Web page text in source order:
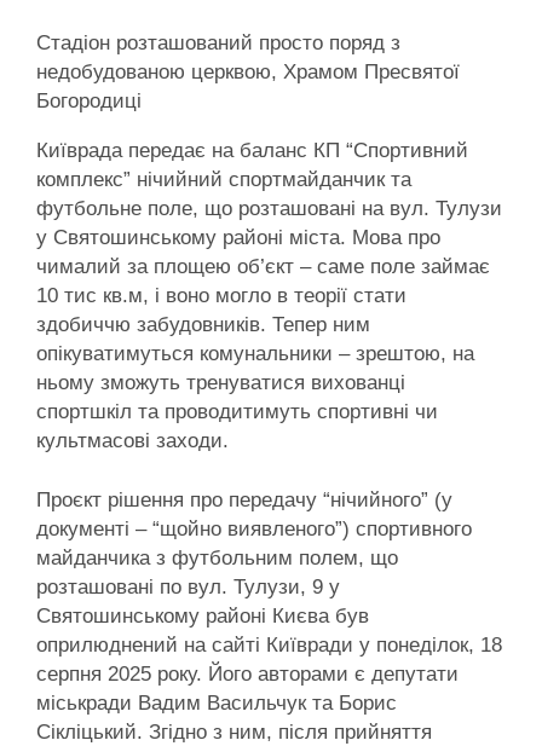
Стадіон розташований просто поряд з
недобудованою церквою, Храмом Пресвятої
Богородиці
Київрада передає на баланс КП “Спортивний
комплекс” нічийний спортмайданчик та
футбольне поле, що розташовані на вул. Тулузи
у Святошинському районі міста. Мова про
чималий за площею об’єкт – саме поле займає
10 тис кв.м, і воно могло в теорії стати
здобиччю забудовників. Тепер ним
опікуватимуться комунальники – зрештою, на
ньому зможуть тренуватися вихованці
спортшкіл та проводитимуть спортивні чи
культмасові заходи.
Проєкт рішення про передачу “нічийного” (у
документі – “щойно виявленого”) спортивного
майданчика з футбольним полем, що
розташовані по вул. Тулузи, 9 у
Святошинському районі Києва був
оприлюднений на сайті Київради у понеділок, 18
серпня 2025 року. Його авторами є депутати
міськради Вадим Васильчук та Борис
Сікліцький. Згідно з ним, після прийняття